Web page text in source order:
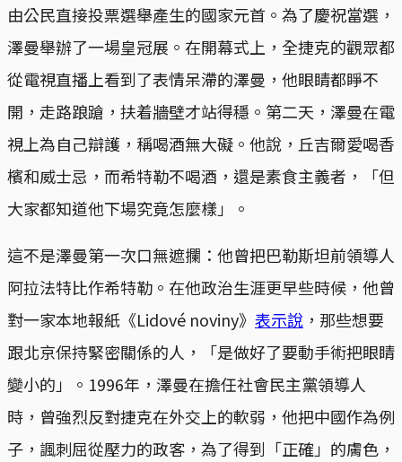
由公民直接投票選舉產生的國家元首。為了慶祝當選，
澤曼舉辦了一場皇冠展。在開幕式上，全捷克的觀眾都
從電視直播上看到了表情呆滯的澤曼，他眼睛都睜不
開，走路踉蹌，扶着牆壁才站得穩。第二天，澤曼在電
視上為自己辯護，稱喝酒無大礙。他說，丘吉爾愛喝香
檳和威士忌，而希特勒不喝酒，還是素食主義者，「但
大家都知道他下場究竟怎麼樣」。
這不是澤曼第一次口無遮攔：他曾把巴勒斯坦前領導人
阿拉法特比作希特勒。在他政治生涯更早些時候，他曾
對一家本地報紙《Lidové noviny》 表示說 ，那些想要
跟北京保持緊密關係的人，「是做好了要動手術把眼睛
變小的」。1996年，澤曼在擔任社會民主黨領導人
時，曾強烈反對捷克在外交上的軟弱，他把中國作為例
子，諷刺屈從壓力的政客，為了得到「正確」的膚色，